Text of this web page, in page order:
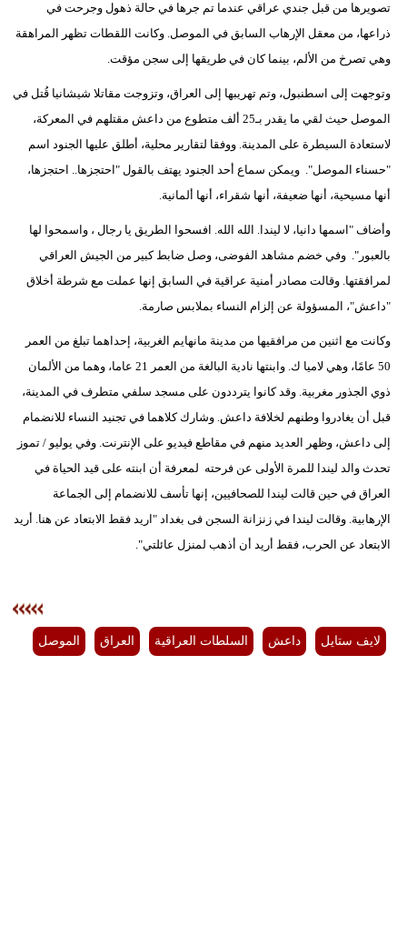
تصويرها من قبل جندي عراقي عندما تم جرها في حالة ذهول وجرحت في
ذراعها، من معقل الإرهاب السابق في الموصل. وكانت اللقطات تظهر المراهقة
وهي تصرخ من الألم، بينما كان في طريقها إلى سجن مؤقت.
وتوجهت إلى اسطنبول، وتم تهريبها إلى العراق، وتزوجت مقاتلا شيشانيا قُتل في
الموصل حيث لقي ما يقدر بـ25 ألف متطوع من داعش مقتلهم في المعركة،
لاستعادة السيطرة على المدينة. ووفقا لتقارير محلية، أطلق عليها الجنود اسم
"حسناء الموصل". ويمكن سماع أحد الجنود يهتف بالقول "احتجزها.. احتجزها،
أنها مسيحية، أنها ضعيفة، أنها شقراء، أنها ألمانية.
وأضاف "اسمها دانيا، لا ليندا. الله الله. افسحوا الطريق يا رجال ، واسمحوا لها
بالعبور". وفي خضم مشاهد الفوضى، وصل ضابط كبير من الجيش العراقي
لمرافقتها. وقالت مصادر أمنية عراقية في السابق إنها عملت مع شرطة أخلاق
"داعش"، المسؤولة عن إلزام النساء بملابس صارمة.
وكانت مع اثنين من مرافقيها من مدينة مانهايم الغربية، إحداهما تبلغ من العمر
50 عامًا، وهي لاميا ك. وابنتها نادية البالغة من العمر 21 عاما، وهما من الألمان
ذوي الجذور مغربية. وقد كانوا يترددون على مسجد سلفي متطرف في المدينة،
قبل أن يغادروا وطنهم لخلافة داعش. وشارك كلاهما في تجنيد النساء للانضمام
إلى داعش، وظهر العديد منهم في مقاطع فيديو على الإنترنت. وفي يوليو / تموز
تحدث والد ليندا للمرة الأولى عن فرحته لمعرفة أن ابنته على قيد الحياة في
العراق في حين قالت ليندا للصحافيين، إنها تأسف للانضمام إلى الجماعة
الإرهابية. وقالت ليندا في زنزانة السجن فى بغداد "اريد فقط الابتعاد عن هنا. أريد
الابتعاد عن الحرب، فقط أريد أن أذهب لمنزل عائلتي".
لايف ستايل داعش السلطات العراقية العراق الموصل